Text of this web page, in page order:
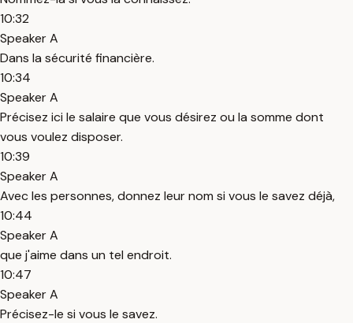
10:32
Speaker A
Dans la sécurité financière.
10:34
Speaker A
Précisez ici le salaire que vous désirez ou la somme dont
vous voulez disposer.
10:39
Speaker A
Avec les personnes, donnez leur nom si vous le savez déjà,
10:44
Speaker A
que j'aime dans un tel endroit.
10:47
Speaker A
Précisez-le si vous le savez.